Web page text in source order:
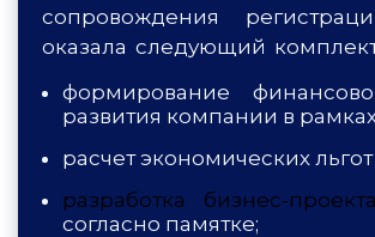
сопровождения
оказала следующий комплект
формирование
развития компании в
расчет экономических
разработка бизнес-проекта
согласно памятке;